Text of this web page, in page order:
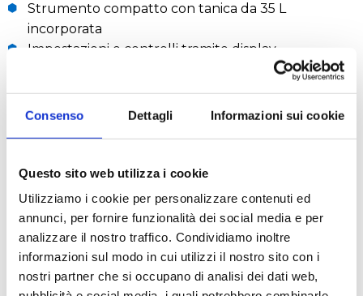
Consenso Dettagli Informazioni sui cookie
Questo sito web utilizza i cookie
Utilizziamo i cookie per personalizzare contenuti ed
annunci, per fornire funzionalità dei social media e per
analizzare il nostro traffico. Condividiamo inoltre
informazioni sul modo in cui utilizzi il nostro sito con i
nostri partner che si occupano di analisi dei dati web,
Strumento compatto con tanica da 35 L
incorporata
Impostazioni e controlli tramite display
Silenzioso e dotato di sistema anti vibrazioni
Manutenzione semplice; cambio dei consumabili in
produzione
Minimo scarto di acqua
Posizionabile sul bancone o a muro (vedi accessori
opzionali)
Il Geno II T UV ha inoltre una lampada UV all'interno
del Tank che consente l'abbattimento degli